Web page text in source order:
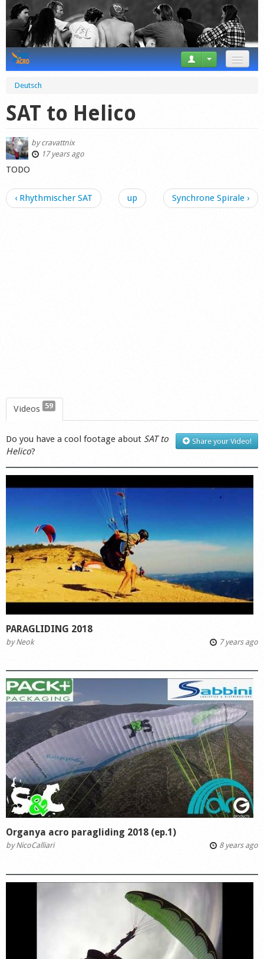
News
Tricks
Forum
Calendar
Deutsch
SAT to Helico
bycravattnix
17 years ago
TODO
‹ Rhythmischer SAT up Synchrone Spirale ›
Videos 59
Share your Video!
Do you have a cool footage about SAT to
Helico?
PARAGLIDING 2018
byNeok 7 years ago
Organya acro paragliding 2018 (ep.1)
byNicoCalliari 8 years ago